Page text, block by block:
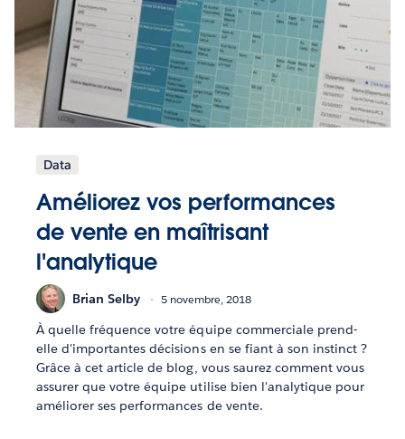
Data
Améliorez vos performances
de vente en maîtrisant
l'analytique
Brian Selby 5 novembre, 2018
À quelle fréquence votre équipe commerciale prend-
elle d'importantes décisions en se fiant à son instinct ?
Grâce à cet article de blog, vous saurez comment vous
assurer que votre équipe utilise bien l'analytique pour
améliorer ses performances de vente.